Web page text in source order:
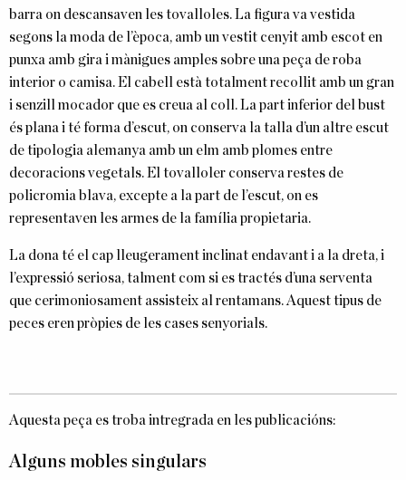
barra on descansaven les tovalloles. La figura va vestida
segons la moda de l’època, amb un vestit cenyit amb escot en
punxa amb gira i mànigues amples sobre una peça de roba
interior o camisa. El cabell està totalment recollit amb un gran
i senzill mocador que es creua al coll. La part inferior del bust
és plana i té forma d’escut, on conserva la talla d’un altre escut
de tipologia alemanya amb un elm amb plomes entre
decoracions vegetals. El tovalloler conserva restes de
policromia blava, excepte a la part de l’escut, on es
representaven les armes de la família propietaria.
La dona té el cap lleugerament inclinat endavant i a la dreta, i
l’expressió seriosa, talment com si es tractés d’una serventa
que cerimoniosament assisteix al rentamans. Aquest tipus de
peces eren pròpies de les cases senyorials.
Aquesta peça es troba intregrada en les publicacións:
Alguns mobles singulars